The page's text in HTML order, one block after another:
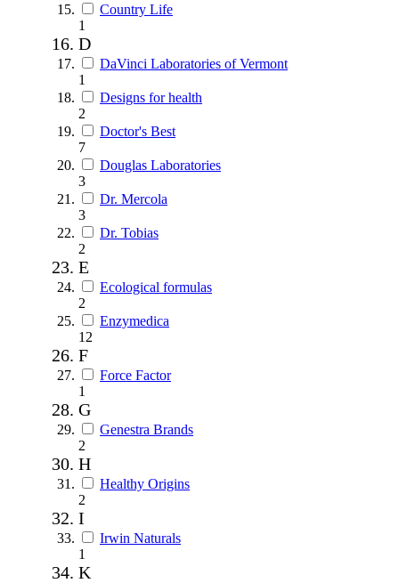
Country Life
1
D
DaVinci Laboratories of Vermont
1
Designs for health
2
Doctor's Best
7
Douglas Laboratories
3
Dr. Mercola
3
Dr. Tobias
2
E
Ecological formulas
2
Enzymedica
12
F
Force Factor
1
G
Genestra Brands
2
H
Healthy Origins
2
I
Irwin Naturals
1
K